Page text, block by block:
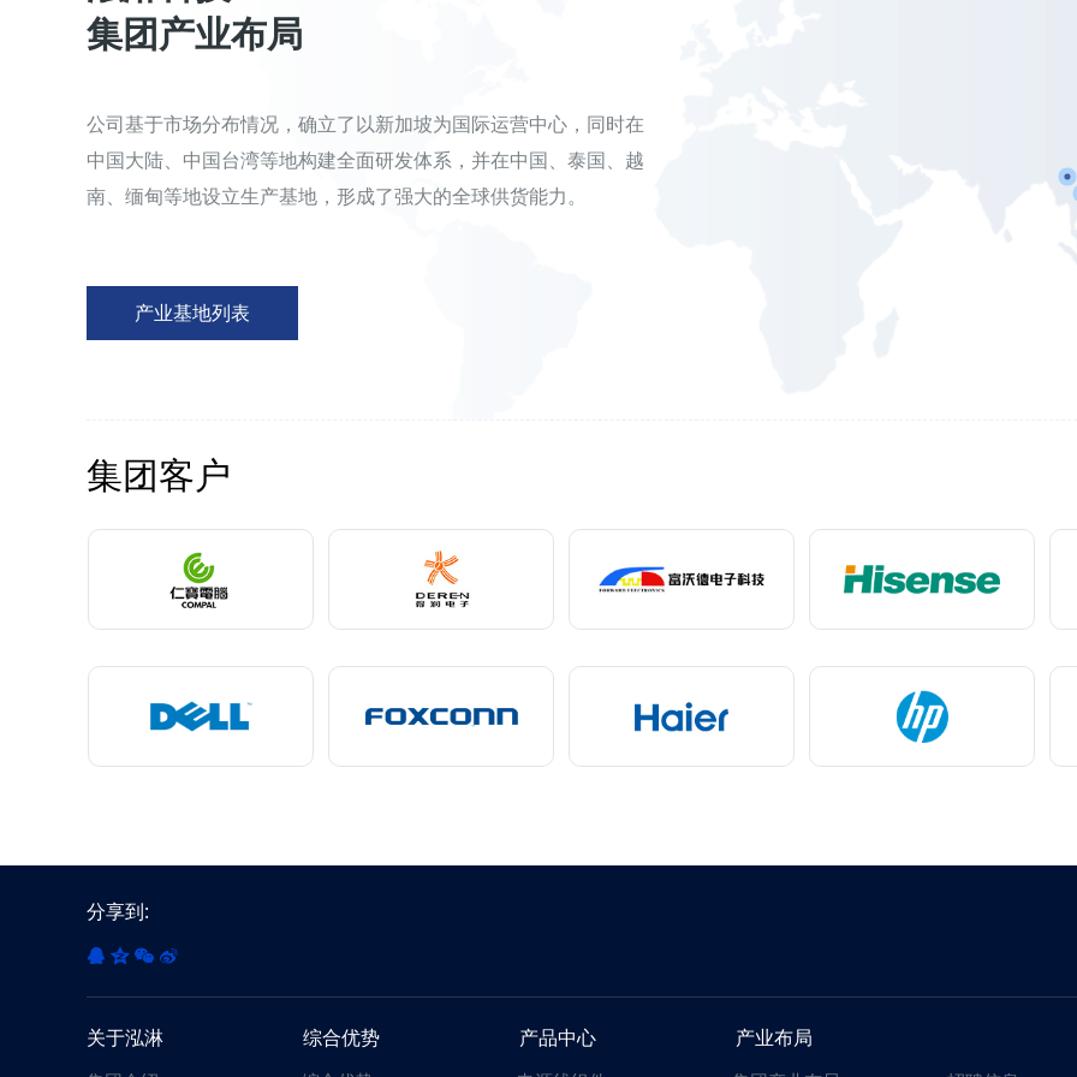
集团产业布局
公司基于市场分布情况，确立了以新加坡为国际运营中心，同时在
中国大陆、中国台湾等地构建全面研发体系，并在中国、泰国、越
南、缅甸等地设立生产基地，形成了强大的全球供货能力。
产业基地列表
集团客户
分享到:
关于泓淋 综合优势 产品中心 产业布局